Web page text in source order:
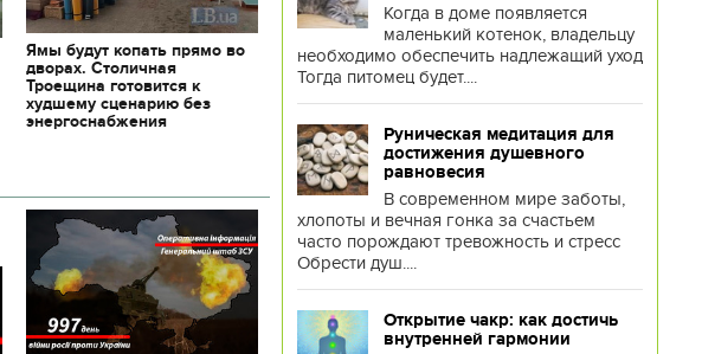
Ямы будут копать прямо во
дворах. Столичная
Троещина готовится к
худшему сценарию без
энергоснабжения
Когда в доме появляется
маленький котенок, владельцу
необходимо обеспечить надлежащий уход
Тогда питомец будет....
Руническая медитация для
достижения душевного
равновесия
В современном мире заботы,
хлопоты и вечная гонка за счастьем
часто порождают тревожность и стресс
Обрести душ....
Открытие чакр: как достичь
внутренней гармонии